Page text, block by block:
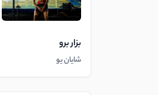
بزار برو
شایان یو